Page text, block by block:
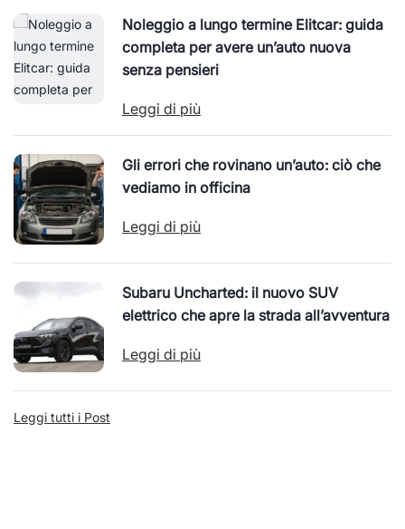
Noleggio a lungo termine Elitcar: guida
completa per avere un’auto nuova
senza pensieri
Leggi di più
Gli errori che rovinano un’auto: ciò che
vediamo in officina
Leggi di più
Subaru Uncharted: il nuovo SUV
elettrico che apre la strada all’avventura
Leggi di più
Leggi tutti i Post